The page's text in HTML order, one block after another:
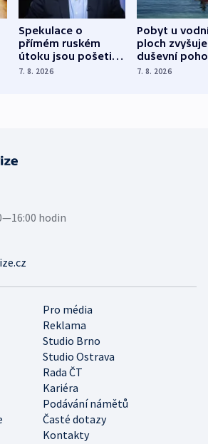
Spekulace o
přímém ruském
útoku jsou pošetilé,
míní estonský
7. 8. 2026
Pobyt u
ploch zvyšuje
duševní
ukázala
7. 8. 2026
Pro média
Reklama
Studio Brno
Studio Ostrava
Rada ČT
Kariéra
Podávání námětů
Časté dotazy
Kontakty
hodin